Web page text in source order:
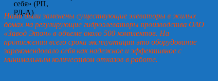
Нами были заменены существующие элеваторы в жилых
домах на регулирующие гидроэлеваторы производства ОАО
«Завод Этон» в объеме около 500 комплектов. На
протяжении всего срока эксплуатации это оборудование
зарекомендовало себя как надежное и эффективное с
минимальным количеством отказов в работе.